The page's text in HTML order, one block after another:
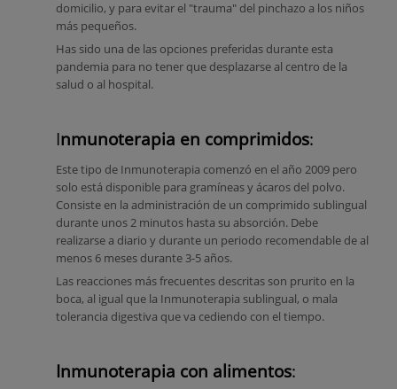
domicilio, y para evitar el "trauma" del pinchazo a los niños
más pequeños.
Has sido una de las opciones preferidas durante esta
pandemia para no tener que desplazarse al centro de la
salud o al hospital.
Inmunoterapia en comprimidos:
Este tipo de Inmunoterapia comenzó en el año 2009 pero
solo está disponible para gramíneas y ácaros del polvo.
Consiste en la administración de un comprimido sublingual
durante unos 2 minutos hasta su absorción. Debe
realizarse a diario y durante un periodo recomendable de al
menos 6 meses durante 3-5 años.
Las reacciones más frecuentes descritas son prurito en la
boca, al igual que la Inmunoterapia sublingual, o mala
tolerancia digestiva que va cediendo con el tiempo.
Inmunoterapia con alimentos: